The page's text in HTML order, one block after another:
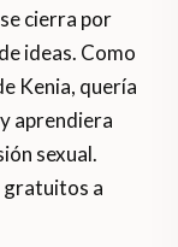
cierra por
ideas. Como
Kenia, quería
aprendiera
sexual.
gratuitos a